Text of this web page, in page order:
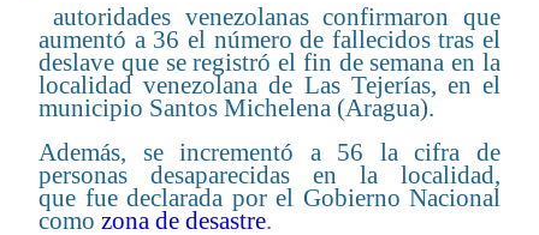
autoridades venezolanas confirmaron que
aumentó a 36 el número de fallecidos tras el
deslave que se registró el fin de semana en la
localidad venezolana de Las Tejerías, en el
municipio Santos Michelena (Aragua).
Además, se incrementó a 56 la cifra de
personas desaparecidas en la localidad,
que fue declarada por el Gobierno Nacional
como zona de desastre.